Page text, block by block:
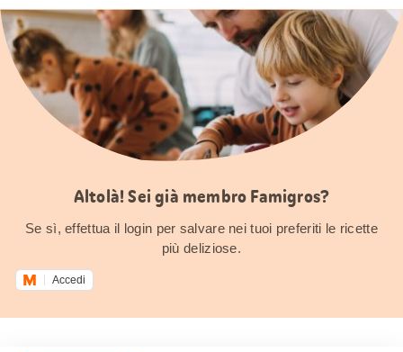
Altolà! Sei già membro Famigros?
Se sì, effettua il login per salvare nei tuoi preferiti le ricette
più deliziose.
Accedi